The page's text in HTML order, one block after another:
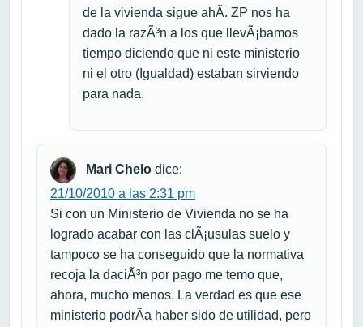
de la vivienda sigue ahÃ­. ZP nos ha
dado la razÃ³n a los que llevÃ¡bamos
tiempo diciendo que ni este ministerio
ni el otro (Igualdad) estaban sirviendo
para nada.
Mari Chelo dice:
21/10/2010 a las 2:31 pm
Si con un Ministerio de Vivienda no se ha
logrado acabar con las clÃ¡usulas suelo y
tampoco se ha conseguido que la normativa
recoja la daciÃ³n por pago me temo que,
ahora, mucho menos. La verdad es que ese
ministerio podrÃ­a haber sido de utilidad, pero